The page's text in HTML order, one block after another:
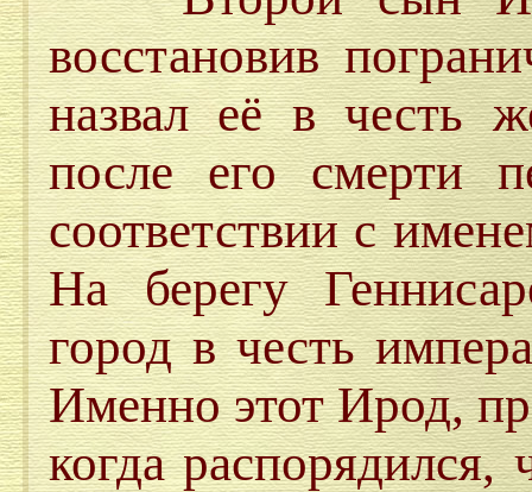
восстановив
назвал её в честь
после его смерти
соответствии с
На берегу
город в честь
Именно этот Ирод,
когда